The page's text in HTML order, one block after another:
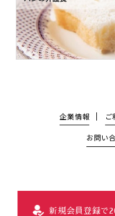
企業情報 ご
お問い
新規会員登録で